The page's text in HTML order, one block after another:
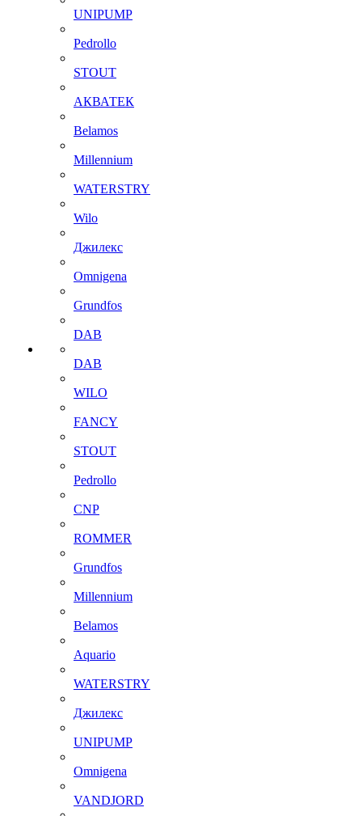
UNIPUMP
Pedrollo
STOUT
АКВАТЕК
Belamos
Millennium
WATERSTRY
Wilo
Джилекс
Omnigena
Grundfos
DAB
DAB
WILO
FANCY
STOUT
Pedrollo
CNP
ROMMER
Grundfos
Millennium
Belamos
Aquario
WATERSTRY
Джилекс
UNIPUMP
Omnigena
VANDJORD